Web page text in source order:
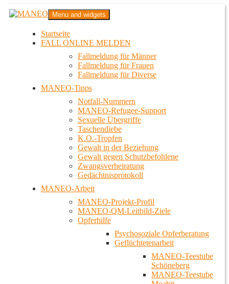
Zum
InhaltMANEO
Das schwule Anti-Gewalt-Projekt in Berlin
Menu and widgets
Startseite
FALL ONLINE MELDEN
Fallmeldung für Männer
Fallmeldung für Frauen
Fallmeldung für Diverse
MANEO-Tipps
Notfall-Nummern
MANEO-Refugee-Support
Sexuelle Übergriffe
Taschendiebe
K.O.-Tropfen
Gewalt in der Beziehung
Gewalt gegen Schutzbefohlene
Zwangsverheiratung
Gedächtnisprotokoll
MANEO-Arbeit
MANEO-Projekt-Profil
MANEO-QM-Leitbild-Ziele
Opferhilfe
Psychosoziale Opferberatung
Geflüchtetenarbeit
MANEO-Teestube
Schöneberg
MANEO-Teestube